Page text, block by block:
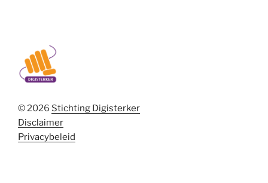
© 2026 Stichting Digisterker
Disclaimer
Privacybeleid